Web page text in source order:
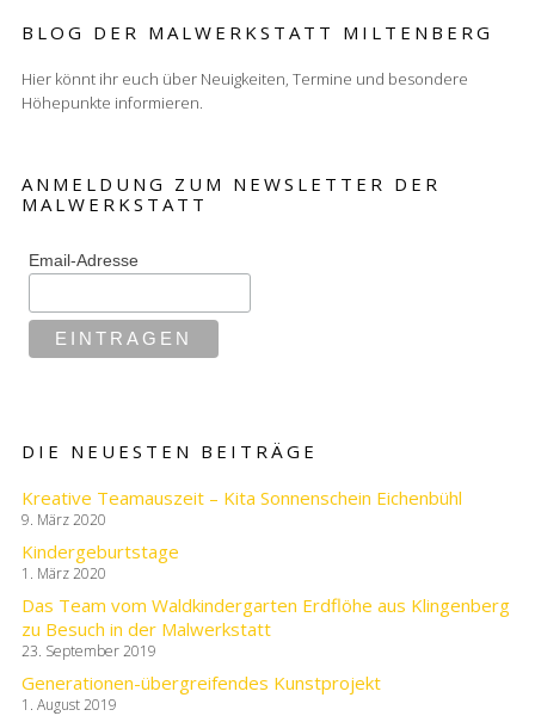
BLOG DER MALWERKSTATT MILTENBERG
Hier könnt ihr euch über Neuigkeiten, Termine und besondere
Höhepunkte informieren.
ANMELDUNG ZUM NEWSLETTER DER
MALWERKSTATT
Email-Adresse
DIE NEUESTEN BEITRÄGE
Kreative Teamauszeit – Kita Sonnenschein Eichenbühl
9. März 2020
Kindergeburtstage
1. März 2020
Das Team vom Waldkindergarten Erdflöhe aus Klingenberg
zu Besuch in der Malwerkstatt
23. September 2019
Generationen-übergreifendes Kunstprojekt
1. August 2019